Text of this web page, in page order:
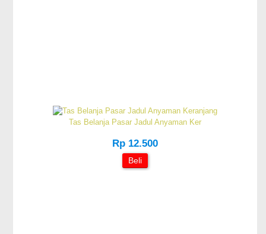
Tas Belanja Pasar Jadul Anyaman Ker
Rp 12.500
Beli